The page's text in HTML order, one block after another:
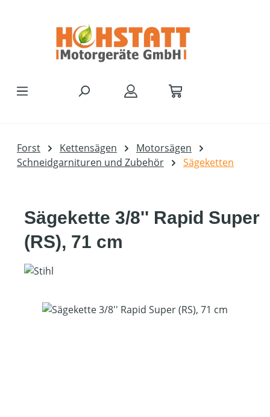
Forst Kettensägen
Motorsägen
Schneidgarnituren und Zubehör
Sägeketten
Sägekette 3/8'' Rapid Super
(RS), 71 cm
Bildergalerie überspringen